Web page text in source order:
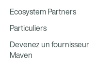
Ecosystem Partners
Particuliers
Devenez un fournisseur
Maven